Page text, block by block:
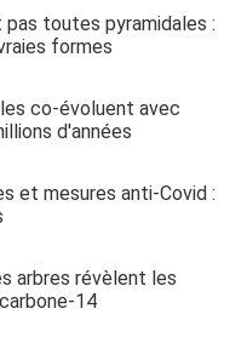
toutes pyramidales :
formes
co-évoluent avec
d'années
et mesures anti-Covid :
arbres révèlent les
14